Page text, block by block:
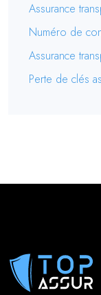
Assurance
Numéro de
Assurance
Perte de clés